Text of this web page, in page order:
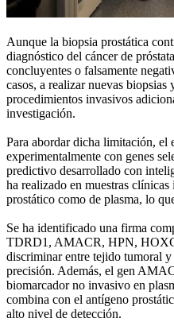
Aunque la biopsia prostática
diagnóstico del cáncer de
concluyentes o falsamente
casos, a realizar nuevas biopsias
procedimientos invasivos
investigación.
Para abordar dicha limitación, el
experimentalmente con genes
predictivo desarrollado con
ha realizado en muestras
prostático como de plasma, lo
Se ha identificado una firma
TDRD1, AMACR, HPN,
discriminar entre tejido tumoral
precisión. Además, el gen
biomarcador no invasivo en
combina con el antígeno
alto nivel de detección.